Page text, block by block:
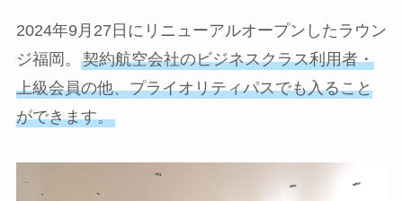
2024年9月27日にリニューアルオープンしたラウン
ジ福岡。 契約航空会社のビジネスクラス利用者・
上級会員の他、プライオリティパスでも入ること
ができます。